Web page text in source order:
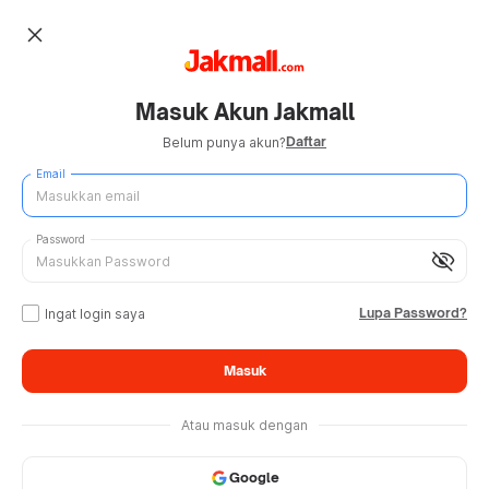
close
Masuk Akun Jakmall
Belum punya akun?Daftar
Email
visibility_off
Password
Ingat login saya Lupa Password?
Masuk
Atau masuk dengan
Google